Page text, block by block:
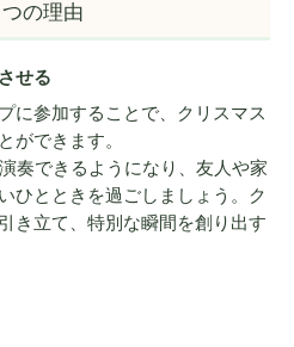
の理由
せる
に参加することで、クリスマス
ができます。
奏できるようになり、友人や家
ひとときを過ごしましょう。ク
き立て、特別な瞬間を創り出す